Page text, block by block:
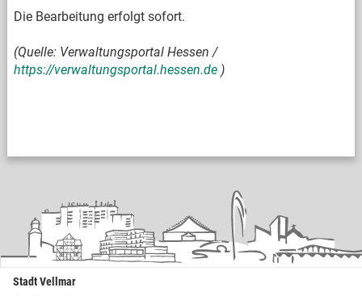
Die Bearbeitung erfolgt sofort.
(Quelle: Verwaltungsportal Hessen /
https://verwaltungsportal.hessen.de )
Stadt Vellmar